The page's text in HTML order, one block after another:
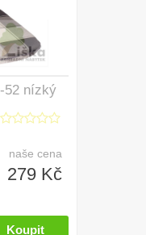
52 nízký
naše cena
279 Kč